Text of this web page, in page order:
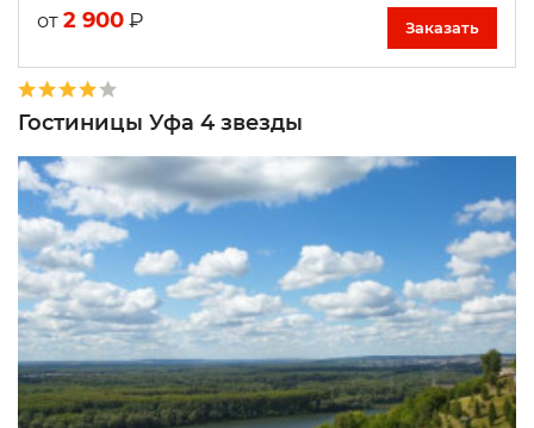
от 2 900 ₽ Заказать
Гостиницы Уфа 4 звезды